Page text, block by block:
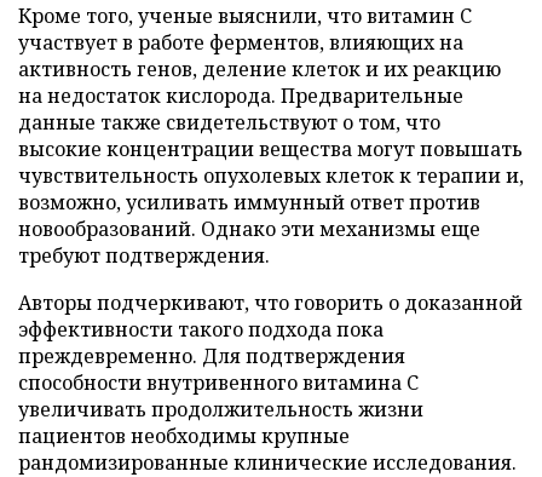
Кроме того, ученые выяснили, что витамин C
участвует в работе ферментов, влияющих на
активность генов, деление клеток и их реакцию
на недостаток кислорода. Предварительные
данные также свидетельствуют о том, что
высокие концентрации вещества могут повышать
чувствительность опухолевых клеток к терапии и,
возможно, усиливать иммунный ответ против
новообразований. Однако эти механизмы еще
требуют подтверждения.
Авторы подчеркивают, что говорить о доказанной
эффективности такого подхода пока
преждевременно. Для подтверждения
способности внутривенного витамина C
увеличивать продолжительность жизни
пациентов необходимы крупные
рандомизированные клинические исследования.